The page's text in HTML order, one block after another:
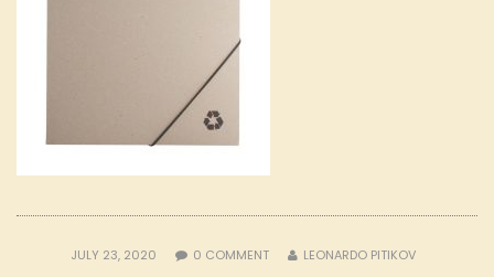
JULY 23, 2020 0 COMMENT LEONARDO PITIKOV